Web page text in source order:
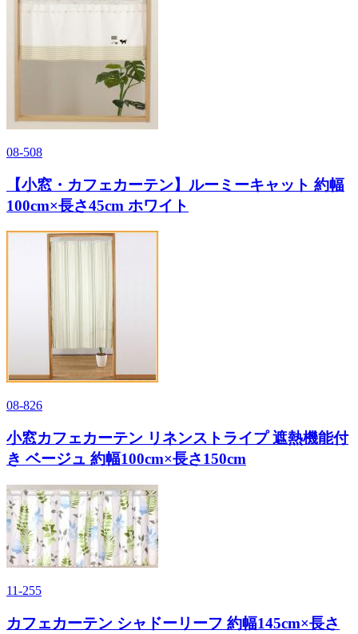
08-508
【小窓・カフェカーテン】ルーミーキャット 約幅
100cm×長さ45cm ホワイト
08-826
小窓カフェカーテン リネンストライプ 遮熱機能付
き ベージュ 約幅100cm×長さ150cm
11-255
カフェカーテン シャドーリーフ 約幅145cm×長さ